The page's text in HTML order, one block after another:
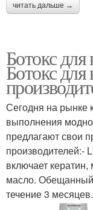
читать дальше →
Ботокс для
Ботокс
Сегодня на рынке
выполнения
предлагают свои
производителей:-
включает
масло. Обещанный
течение 3 месяцев.